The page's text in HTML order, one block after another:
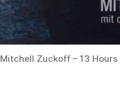
Mitchell Zuckoff – 13 Hours